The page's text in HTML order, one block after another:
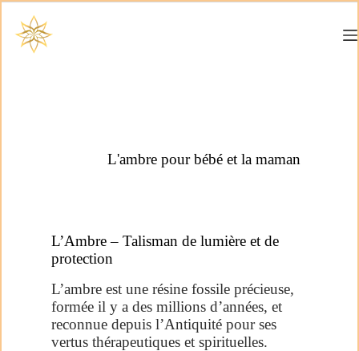
L'ambre pour bébé et la maman
L’Ambre – Talisman de lumière et de
protection
L’ambre est une résine fossile précieuse,
formée il y a des millions d’années, et
reconnue depuis l’Antiquité pour ses
vertus thérapeutiques et spirituelles.